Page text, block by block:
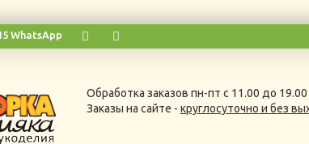
WhatsApp
Обработка заказов пн-пт с 11.00 до 19.00
Заказы на сайте - круглосуточно и без